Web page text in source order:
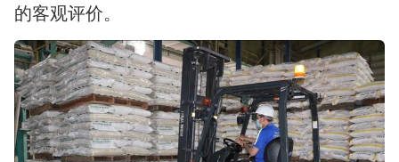
的客观评价。